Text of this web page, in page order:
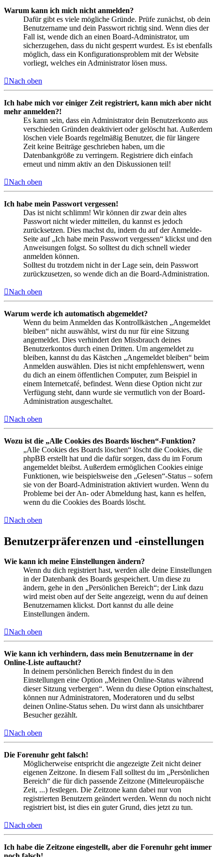
Warum kann ich mich nicht anmelden?
Dafür gibt es viele mögliche Gründe. Prüfe zunächst, ob dein
Benutzername und dein Passwort richtig sind. Wenn dies der
Fall ist, wende dich an einen Board-Administrator, um
sicherzugehen, dass du nicht gesperrt wurdest. Es ist ebenfalls
möglich, dass ein Konfigurationsproblem mit der Website
vorliegt, welches ein Administrator lösen muss.
Nach oben
Ich habe mich vor einiger Zeit registriert, kann mich aber nicht
mehr anmelden?!
Es kann sein, dass ein Administrator dein Benutzerkonto aus
verschieden Gründen deaktiviert oder gelöscht hat. Außerdem
löschen viele Boards regelmäßig Benutzer, die für längere
Zeit keine Beiträge geschrieben haben, um die
Datenbankgröße zu verringern. Registriere dich einfach
erneut und nimm aktiv an den Diskussionen teil!
Nach oben
Ich habe mein Passwort vergessen!
Das ist nicht schlimm! Wir können dir zwar dein altes
Passwort nicht wieder mitteilen, du kannst es jedoch
zurücksetzen. Dies machst du, indem du auf der Anmelde-
Seite auf „Ich habe mein Passwort vergessen“ klickst und den
Anweisungen folgst. So solltest du dich schnell wieder
anmelden können.
Solltest du trotzdem nicht in der Lage sein, dein Passwort
zurückzusetzen, so wende dich an die Board-Administration.
Nach oben
Warum werde ich automatisch abgemeldet?
Wenn du beim Anmelden das Kontrollkästchen „Angemeldet
bleiben“ nicht auswählst, wirst du nur für eine Sitzung
angemeldet. Dies verhindert den Missbrauch deines
Benutzerkontos durch einen Dritten. Um angemeldet zu
bleiben, kannst du das Kästchen „Angemeldet bleiben“ beim
Anmelden auswählen. Dies ist nicht empfehlenswert, wenn
du dich an einem öffentlichen Computer, zum Beispiel in
einem Internetcafé, befindest. Wenn diese Option nicht zur
Verfügung steht, dann wurde sie vermutlich von der Board-
Administration ausgeschaltet.
Nach oben
Wozu ist die „Alle Cookies des Boards löschen“-Funktion?
„Alle Cookies des Boards löschen“ löscht die Cookies, die
phpBB erstellt hat und die dafür sorgen, dass du im Forum
angemeldet bleibst. Außerdem ermöglichen Cookies einige
Funktionen, wie beispielsweise den „Gelesen“-Status – sofern
sie von der Board-Administration aktiviert wurden. Wenn du
Probleme bei der An- oder Abmeldung hast, kann es helfen,
wenn du die Cookies des Boards löscht.
Nach oben
Benutzerpräferenzen und -einstellungen
Wie kann ich meine Einstellungen ändern?
Wenn du dich registriert hast, werden alle deine Einstellungen
in der Datenbank des Boards gespeichert. Um diese zu
ändern, gehe in den „Persönlichen Bereich“; der Link dazu
wird meist oben auf der Seite angezeigt, wenn du auf deinen
Benutzernamen klickst. Dort kannst du alle deine
Einstellungen ändern.
Nach oben
Wie kann ich verhindern, dass mein Benutzername in der
Online-Liste auftaucht?
In deinem persönlichen Bereich findest du in den
Einstellungen eine Option „Meinen Online-Status während
dieser Sitzung verbergen“. Wenn du diese Option einschaltest,
können nur Administratoren, Moderatoren und du selbst
deinen Online-Status sehen. Du wirst dann als unsichtbarer
Besucher gezählt.
Nach oben
Die Forenuhr geht falsch!
Möglicherweise entspricht die angezeigte Zeit nicht deiner
eigenen Zeitzone. In diesem Fall solltest du im „Persönlichen
Bereich“ die für dich passende Zeitzone (Mitteleuropäische
Zeit, ...) festlegen. Die Zeitzone kann dabei nur von
registrierten Benutzern geändert werden. Wenn du noch nicht
registriert bist, ist dies ein guter Grund, dies jetzt zu tun.
Nach oben
Ich habe die Zeitzone eingestellt, aber die Forenuhr geht immer